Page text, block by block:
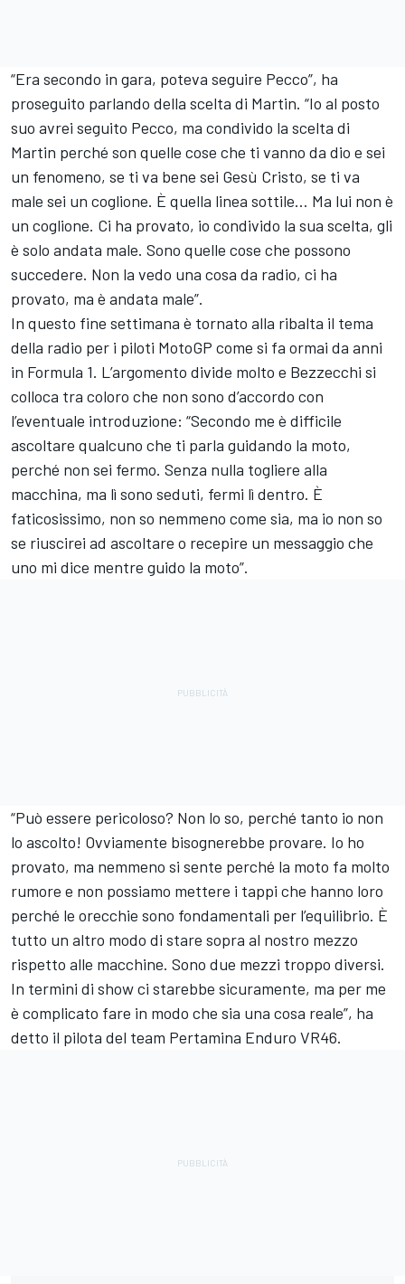
“Era secondo in gara, poteva seguire Pecco”, ha
proseguito parlando della scelta di Martin. “Io al posto
suo avrei seguito Pecco, ma condivido la scelta di
Martin perché son quelle cose che ti vanno da dio e sei
un fenomeno, se ti va bene sei Gesù Cristo, se ti va
male sei un coglione. È quella linea sottile… Ma lui non è
un coglione. Ci ha provato, io condivido la sua scelta, gli
è solo andata male. Sono quelle cose che possono
succedere. Non la vedo una cosa da radio, ci ha
provato, ma è andata male”.
In questo fine settimana è tornato alla ribalta il tema
della radio per i piloti MotoGP come si fa ormai da anni
in Formula 1. L’argomento divide molto e Bezzecchi si
colloca tra coloro che non sono d’accordo con
l’eventuale introduzione: “Secondo me è difficile
ascoltare qualcuno che ti parla guidando la moto,
perché non sei fermo. Senza nulla togliere alla
macchina, ma lì sono seduti, fermi lì dentro. È
faticosissimo, non so nemmeno come sia, ma io non so
se riuscirei ad ascoltare o recepire un messaggio che
uno mi dice mentre guido la moto”.
“Può essere pericoloso? Non lo so, perché tanto io non
lo ascolto! Ovviamente bisognerebbe provare. Io ho
provato, ma nemmeno si sente perché la moto fa molto
rumore e non possiamo mettere i tappi che hanno loro
perché le orecchie sono fondamentali per l’equilibrio. È
tutto un altro modo di stare sopra al nostro mezzo
rispetto alle macchine. Sono due mezzi troppo diversi.
In termini di show ci starebbe sicuramente, ma per me
è complicato fare in modo che sia una cosa reale”, ha
detto il pilota del team Pertamina Enduro VR46.